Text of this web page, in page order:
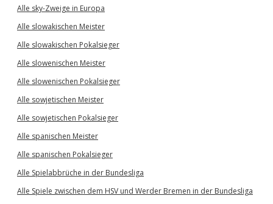
Alle sky-Zweige in Europa
Alle slowakischen Meister
Alle slowakischen Pokalsieger
Alle slowenischen Meister
Alle slowenischen Pokalsieger
Alle sowjetischen Meister
Alle sowjetischen Pokalsieger
Alle spanischen Meister
Alle spanischen Pokalsieger
Alle Spielabbrüche in der Bundesliga
Alle Spiele zwischen dem HSV und Werder Bremen in der Bundesliga